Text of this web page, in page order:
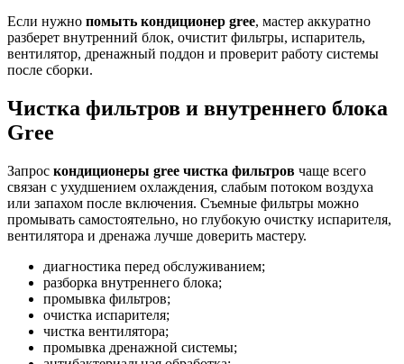
Если нужно помыть кондиционер gree, мастер аккуратно
разберет внутренний блок, очистит фильтры, испаритель,
вентилятор, дренажный поддон и проверит работу системы
после сборки.
Чистка фильтров и внутреннего блока
Gree
Запрос кондиционеры gree чистка фильтров чаще всего
связан с ухудшением охлаждения, слабым потоком воздуха
или запахом после включения. Съемные фильтры можно
промывать самостоятельно, но глубокую очистку испарителя,
вентилятора и дренажа лучше доверить мастеру.
диагностика перед обслуживанием;
разборка внутреннего блока;
промывка фильтров;
очистка испарителя;
чистка вентилятора;
промывка дренажной системы;